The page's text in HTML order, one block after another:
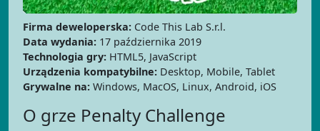
Firma deweloperska: Code This Lab S.r.l.
Data wydania: 17 października 2019
Technologia gry: HTML5, JavaScript
Urządzenia kompatybilne: Desktop, Mobile, Tablet
Grywalne na: Windows, MacOS, Linux, Android, iOS
O grze Penalty Challenge